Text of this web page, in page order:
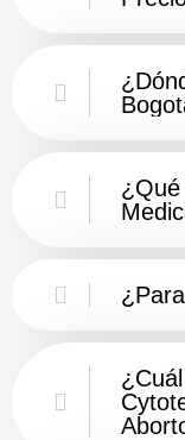
¿Qué